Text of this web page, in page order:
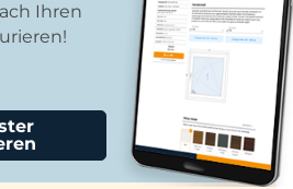
Ihren